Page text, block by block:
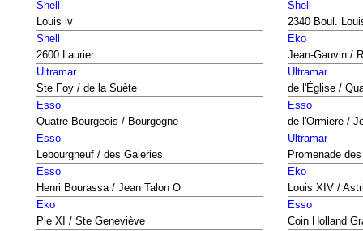
Shell
Louis iv
Shell
2340 Boul.
Shell
2600 Laurier
Eko
Jean-Gauvin /
Ultramar
Ste Foy / de la Suète
Ultramar
de l'Église /
Esso
Quatre Bourgeois / Bourgogne
Esso
de l'Ormiere /
Esso
Lebourgneuf / des Galeries
Ultramar
Promenade
Esso
Henri Bourassa / Jean Talon O
Eko
Louis XIV /
Eko
Pie XI / Ste Geneviève
Esso
Coin Holland